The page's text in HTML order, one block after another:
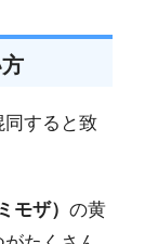
同すると致
モザ） の黄